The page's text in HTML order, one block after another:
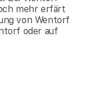
mehr erfärt
von Wentorf
oder auf